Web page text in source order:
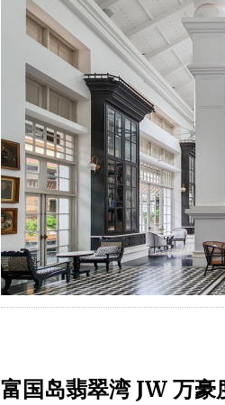
富国岛翡翠湾 JW 万豪